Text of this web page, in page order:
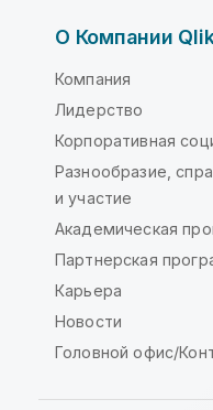
О Компании
Компания
Лидерство
Корпоративная
Разнообразие,
и участие
Академическая
Партнерская
Карьера
Новости
Головной офис/